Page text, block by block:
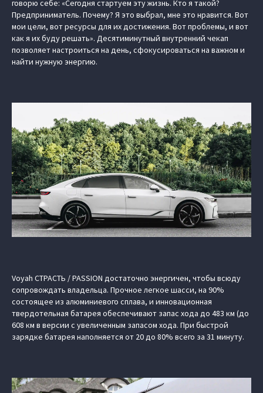
говорю себе: «Сегодня стартуем эту жизнь. Кто я такой?
Предприниматель. Почему? Я это выбрал, мне это нравится. Вот
мои цели, вот ресурсы для их достижения. Вот проблемы, и вот
как я их буду решать». Десятиминутный внутренний чекап
позволяет настроиться на день, сфокусироваться на важном и
найти нужную энергию.
Voyah СТРАСТЬ / PASSION достаточно энергичен, чтобы всюду
сопровождать владельца. Прочное легкое шасси, на 90%
состоящее из алюминиевого сплава, и инновационная
твердотельная батарея обеспечивают запас хода до 483 км (до
608 км в версии с увеличенным запасом хода. При быстрой
зарядке батарея наполняется от 20 до 80% всего за 31 минуту.